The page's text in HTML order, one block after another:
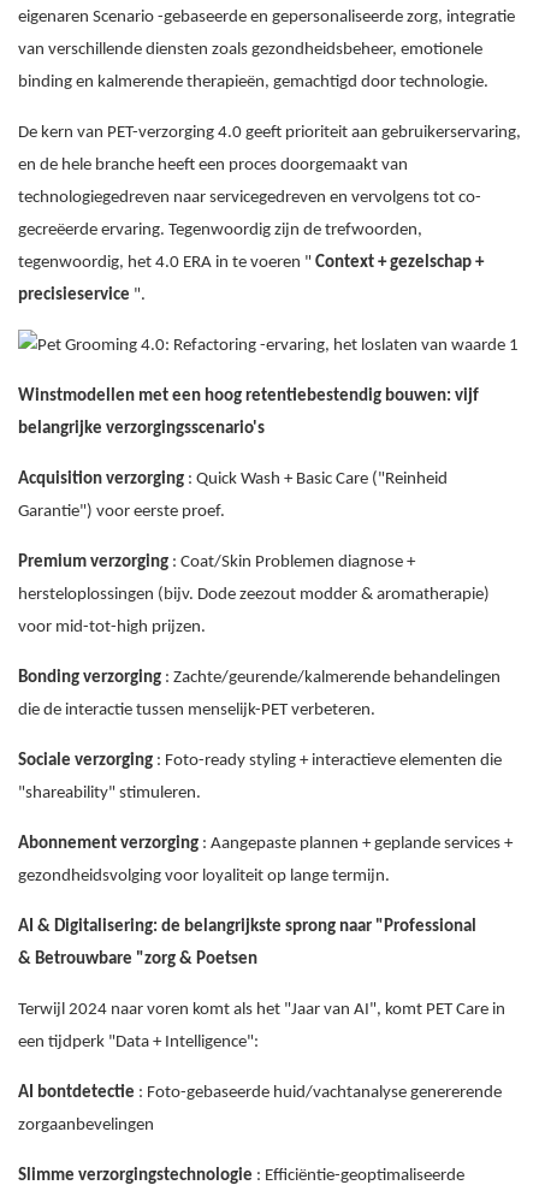
eigenaren Scenario -gebaseerde en gepersonaliseerde zorg, integratie
van verschillende diensten zoals gezondheidsbeheer, emotionele
binding en kalmerende therapieën, gemachtigd door technologie.
De kern van PET-verzorging 4.0 geeft prioriteit aan gebruikerservaring,
en de hele branche heeft een proces doorgemaakt van
technologiegedreven naar servicegedreven en vervolgens tot co-
gecreëerde ervaring. Tegenwoordig zijn de trefwoorden,
tegenwoordig, het 4.0 ERA in te voeren " Context + gezelschap +
precisieservice ".
Winstmodellen met een hoog retentiebestendig bouwen: vijf
belangrijke verzorgingsscenario's
Acquisition verzorging : Quick Wash + Basic Care ("Reinheid
Garantie") voor eerste proef.
Premium verzorging : Coat/Skin Problemen diagnose +
hersteloplossingen (bijv. Dode zeezout modder & aromatherapie)
voor mid-tot-high prijzen.
Bonding verzorging : Zachte/geurende/kalmerende behandelingen
die de interactie tussen menselijk-PET verbeteren.
Sociale verzorging : Foto-ready styling + interactieve elementen die
"shareability" stimuleren.
Abonnement verzorging : Aangepaste plannen + geplande services +
gezondheidsvolging voor loyaliteit op lange termijn.
AI & Digitalisering: de belangrijkste sprong naar "Professional
& Betrouwbare "zorg & Poetsen
Terwijl 2024 naar voren komt als het "Jaar van AI", komt PET Care in
een tijdperk "Data + Intelligence":
AI bontdetectie : Foto-gebaseerde huid/vachtanalyse genererende
zorgaanbevelingen
Slimme verzorgingstechnologie : Efficiëntie-geoptimaliseerde